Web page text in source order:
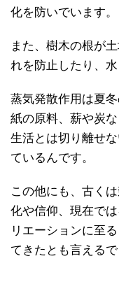
化を防いでいます。
また、樹木の根が
れを防止したり、
蒸気発散作用は夏
紙の原料、薪や炭
生活とは切り離せ
ているんです。
この他にも、古く
化や信仰、現在で
リエーションに至
てきたとも言えるで